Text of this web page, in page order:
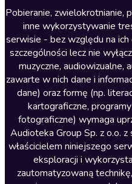
Literatura anglojęzyczna
Literatura faktu
Literatura obyczajowa
Literatura piękna obca
Literatura piękna polska
Nagrania relaksacyjne
Nauka języków
Nauki humanistyczne
Podcasty i audycje
Pobieranie, zwielokrotnianie,
inne wykorzystywanie
serwisie - bez względu na
szczególności lecz nie
muzyczne, audiowizualne,
zawarte w nich dane i
dane) oraz formę (np.
kartograficzne,
fotograficzne) wymaga
Audioteka Group Sp. z o.o.
właścicielem niniejszego
eksploracji i
zautomatyzowaną